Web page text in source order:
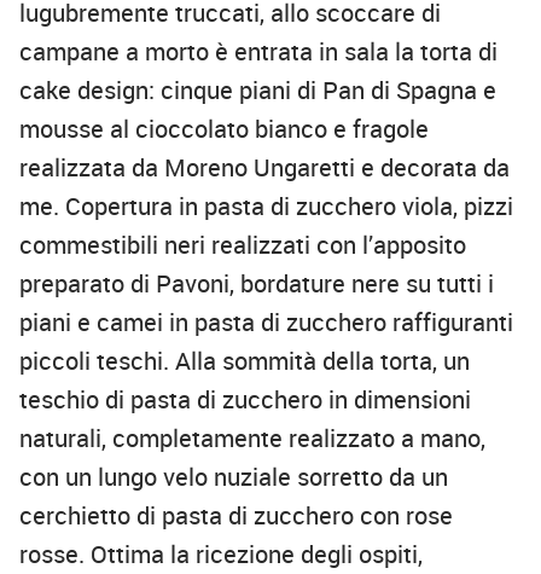
lugubremente truccati, allo scoccare di
campane a morto è entrata in sala la torta di
cake design: cinque piani di Pan di Spagna e
mousse al cioccolato bianco e fragole
realizzata da Moreno Ungaretti e decorata da
me. Copertura in pasta di zucchero viola, pizzi
commestibili neri realizzati con l’apposito
preparato di Pavoni, bordature nere su tutti i
piani e camei in pasta di zucchero raffiguranti
piccoli teschi. Alla sommità della torta, un
teschio di pasta di zucchero in dimensioni
naturali, completamente realizzato a mano,
con un lungo velo nuziale sorretto da un
cerchietto di pasta di zucchero con rose
rosse. Ottima la ricezione degli ospiti,